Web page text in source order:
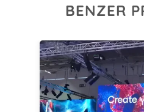
BENZER